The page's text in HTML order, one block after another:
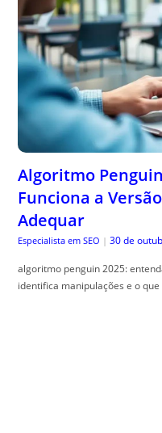
Algoritmo
Funciona a
Adequar
Especialista em SEO | 30 de
algoritmo penguin 2025:
identifica manipulações e o